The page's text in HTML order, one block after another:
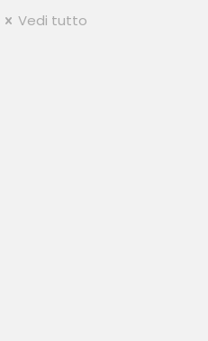
Vedi tutto